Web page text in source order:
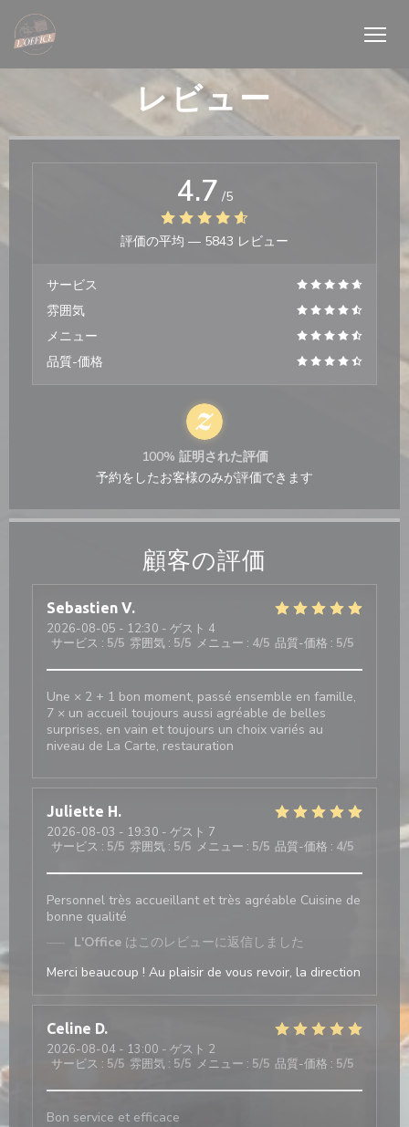
クッキー利用の管理について
レビュー
顧客の評価
Sebastien V
2026-08-05 - 12:30 - ゲスト 4
サービス : 5/5 雰囲気 : 5/5 メニュー : 4/5 品質-価格 : 5/5
Une × 2 + 1 bon moment, passé ensemble en famille,
7 × un accueil toujours aussi agréable de belles
surprises, en vain et toujours un choix variés au
niveau de La Carte, restauration
Juliette H
2026-08-03 - 19:30 - ゲスト 7
サービス : 5/5 雰囲気 : 5/5 メニュー : 5/5 品質-価格 : 4/5
Personnel très accueillant et très agréable Cuisine de
bonne qualité
L'Office はこのレビューに返信しました
Merci beaucoup ! Au plaisir de vous revoir, la direction
Celine D
2026-08-04 - 13:00 - ゲスト 2
サービス : 5/5 雰囲気 : 5/5 メニュー : 5/5 品質-価格 : 5/5
Bon service et efficace
4.7 /5
評価の平均 — 5843 レビュー
サービス
雰囲気
メニュー
品質-価格
100% 証明された評価
予約をしたお客様のみが評価できます